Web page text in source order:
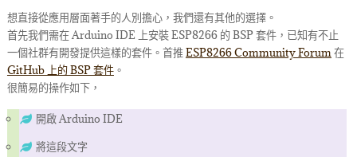
想直接從應用層面著手的人別擔心，我們還有其他的選擇。
首先我們需在 Arduino IDE 上安裝 ESP8266 的 BSP 套件，已知有不止
一個社群有開發提供這樣的套件。首推ESP8266 Community Forum在
GitHub 上的 BSP 套件。
很簡易的操作如下，
開啟 Arduino IDE
將這段文字